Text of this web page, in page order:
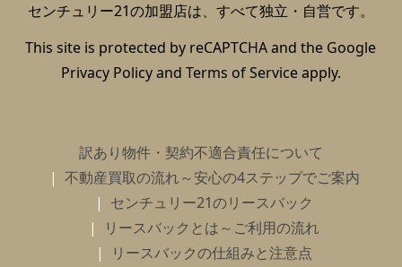
センチュリー21の加盟店は、すべて独立・自営です。
This site is protected by reCAPTCHA and the Google
Privacy Policyand Terms of Serviceapply.
訳あり物件・契約不適合責任について
不動産買取の流れ～安心の4ステップでご案内
センチュリー21のリースバック
リースバックとは～ご利用の流れ
リースバックの仕組みと注意点